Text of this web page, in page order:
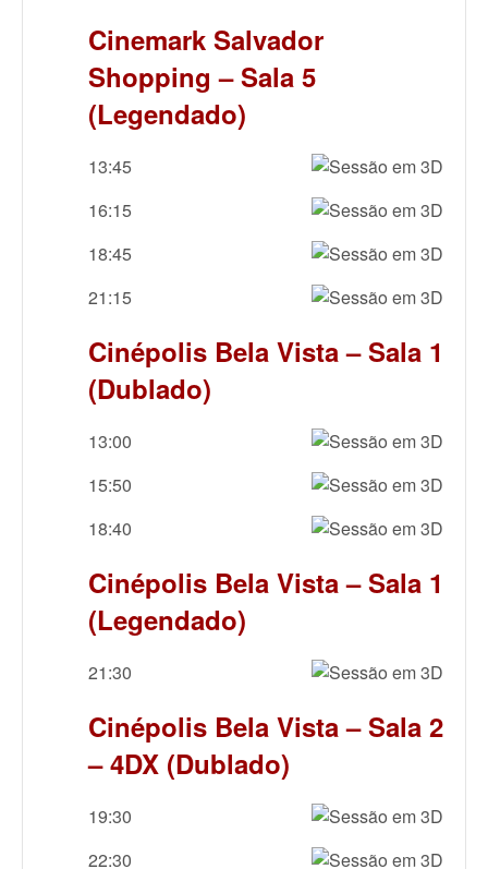
Cinemark Salvador
Shopping – Sala 5
(Legendado)
13:45
16:15
18:45
21:15
Cinépolis Bela Vista – Sala 1
(Dublado)
13:00
15:50
18:40
Cinépolis Bela Vista – Sala 1
(Legendado)
21:30
Cinépolis Bela Vista – Sala 2
– 4DX (Dublado)
19:30
22:30